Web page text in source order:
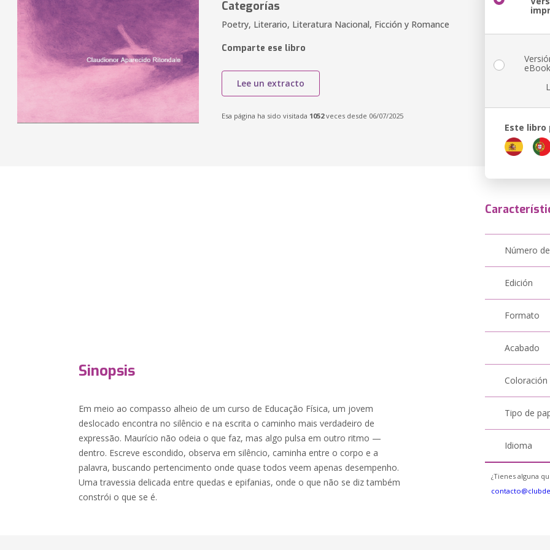
Categorías
Poetry, Literario, Literatura Nacional, Ficción y Romance
Comparte ese libro
Lee un extracto
Esa página ha sido visitada 1052veces desde 06/07/2025
Este libro
Sinopsis
Em meio ao compasso alheio de um curso de Educação Física, um jovem
deslocado encontra no silêncio e na escrita o caminho mais verdadeiro de
expressão. Maurício não odeia o que faz, mas algo pulsa em outro ritmo —
dentro. Escreve escondido, observa em silêncio, caminha entre o corpo e a
palavra, buscando pertencimento onde quase todos veem apenas desempenho.
Uma travessia delicada entre quedas e epifanias, onde o que não se diz também
constrói o que se é.
Número
Edición
Formato
Acabado
Coloración
Tipo de
Idioma
¿Tienes alguna